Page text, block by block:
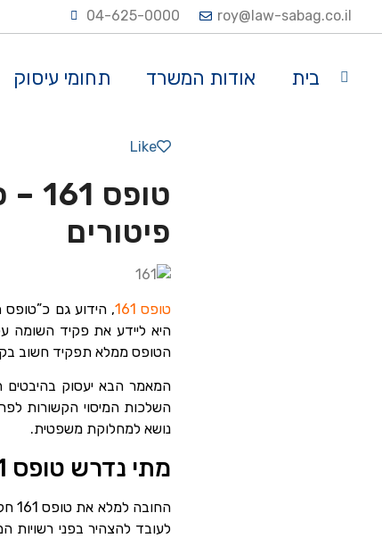
04-625-0000 roy@law-sabag.co.il
בית אודות המשרד תחומי עיסוק
Like
פיטורים
טופס 161
, הידוע גם
היא ליידע את פקיד השומה
הטופס ממלא תפקיד חשוב
נושא למחלוקת משפטית.
מתי נדרש טופס 161?
לעובד להצהיר בפני רשויות